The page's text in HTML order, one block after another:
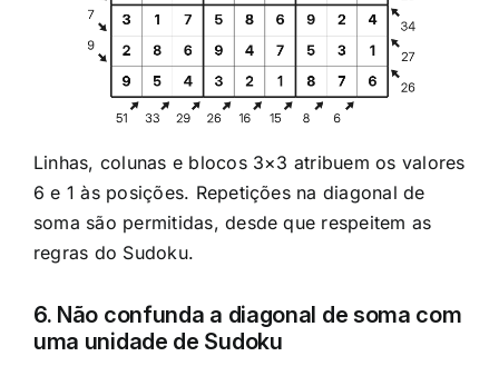
Linhas, colunas e blocos 3×3 atribuem os valores
6 e 1 às posições. Repetições na diagonal de
soma são permitidas, desde que respeitem as
regras do Sudoku.
6. Não confunda a diagonal de soma com
uma unidade de Sudoku